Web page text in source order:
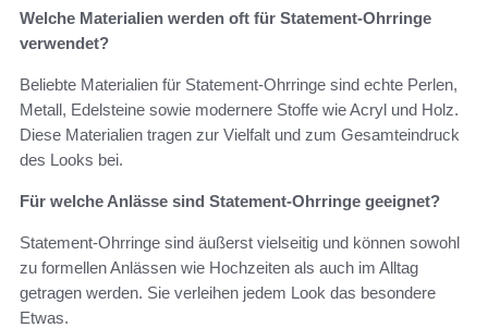
Welche Materialien werden oft für Statement-Ohrringe
verwendet?
Beliebte Materialien für Statement-Ohrringe sind echte Perlen,
Metall, Edelsteine sowie modernere Stoffe wie Acryl und Holz.
Diese Materialien tragen zur Vielfalt und zum Gesamteindruck
des Looks bei.
Für welche Anlässe sind Statement-Ohrringe geeignet?
Statement-Ohrringe sind äußerst vielseitig und können sowohl
zu formellen Anlässen wie Hochzeiten als auch im Alltag
getragen werden. Sie verleihen jedem Look das besondere
Etwas.